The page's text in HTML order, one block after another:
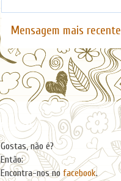
Mensagem mais recente
Facebook
Gostas, não é?
Então:
Encontra-nos no facebook.